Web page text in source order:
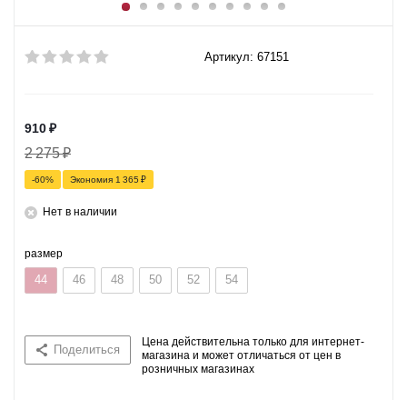
Артикул: 67151
910₽
2 275₽
-60% Экономия 1 365 ₽
Нет в наличии
размер
44 46 48 50 52 54
Поделиться
Цена действительна только для интернет-
магазина и может отличаться от цен в
розничных магазинах